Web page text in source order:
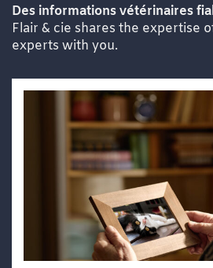
Des informations vétérinaires
Flair & cie shares the expertise
experts with you.